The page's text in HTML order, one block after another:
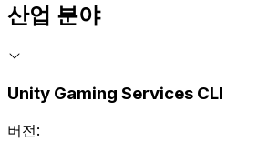
산업 분야
Unity Gaming Services CLI
버전: